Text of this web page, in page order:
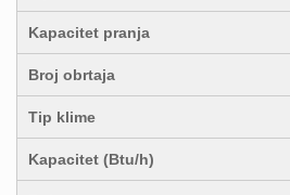
Kapacitet pranja
Broj obrtaja
Tip klime
Kapacitet (Btu/h)